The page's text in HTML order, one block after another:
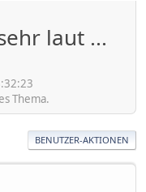
laut ...
Thema.
BENUTZER-AKTIONEN